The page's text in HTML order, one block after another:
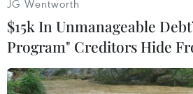
JG Wentworth
$15k In Unmanageable
Program" Creditors Hide